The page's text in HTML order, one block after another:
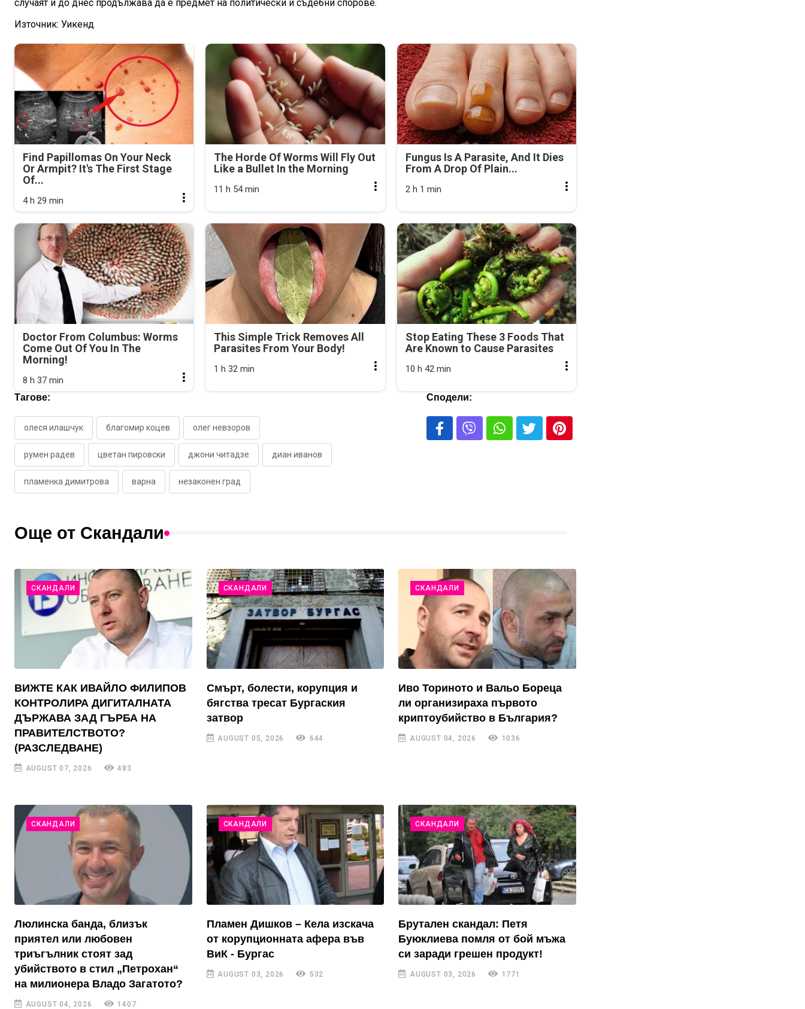
случаят и до днес продължава да е предмет на политически и съдебни спорове.
Източник: Уикенд
Find Papillomas On Your Neck
Or Armpit? It's The First Stage
Of...
4 h 29 min
The Horde Of Worms Will Fly Out
Like a Bullet In the Morning
11 h 54 min
Fungus Is A Parasite, And It Dies
From A Drop Of Plain...
2 h 1 min
Doctor From Columbus: Worms
Come Out Of You In The
Morning!
8 h 37 min
This Simple Trick Removes All
Parasites From Your Body!
1 h 32 min
Stop Eating These 3 Foods That
Are Known to Cause Parasites
10 h 42 min
Тагове:
олеся илашчук благомир коцев олег невзоров
румен радев цветан пировски джони читадзе диан иванов
пламенка димитрова варна незаконен град
Сподели:
Още от Скандали
СКАНДАЛИ
ВИЖТЕ КАК ИВАЙЛО ФИЛИПОВ
КОНТРОЛИРА ДИГИТАЛНАТА
ДЪРЖАВА ЗАД ГЪРБА НА
ПРАВИТЕЛСТВОТО?
(РАЗСЛЕДВАНЕ)
AUGUST 07, 2026 483
СКАНДАЛИ
Смърт, болести, корупция и
бягства тресат Бургаския
затвор
AUGUST 05, 2026 644
СКАНДАЛИ
Иво Ториното и Вальо Бореца
ли организираха първото
криптоубийство в България?
AUGUST 04, 2026 1036
СКАНДАЛИ
Люлинска банда, близък
приятел или любовен
триъгълник стоят зад
убийството в стил „Петрохан“
на милионера Владо Загатото?
AUGUST 04, 2026 1407
СКАНДАЛИ
Пламен Дишков – Кела изскача
от корупционната афера във
ВиК - Бургас
AUGUST 03, 2026 532
СКАНДАЛИ
Брутален скандал: Петя
Буюклиева помля от бой мъжа
си заради грешен продукт!
AUGUST 03, 2026 1771